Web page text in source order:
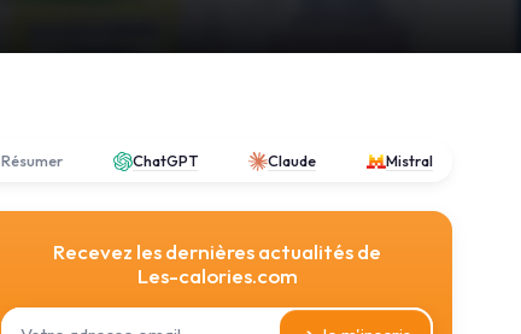
Résumer ChatGPT Claude Mistral
Recevez les dernières actualités de
Les-calories.com